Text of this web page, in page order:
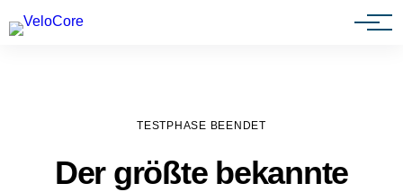
Agenturen & Webdesigner
TESTPHASE BEENDET
Der größte bekannte